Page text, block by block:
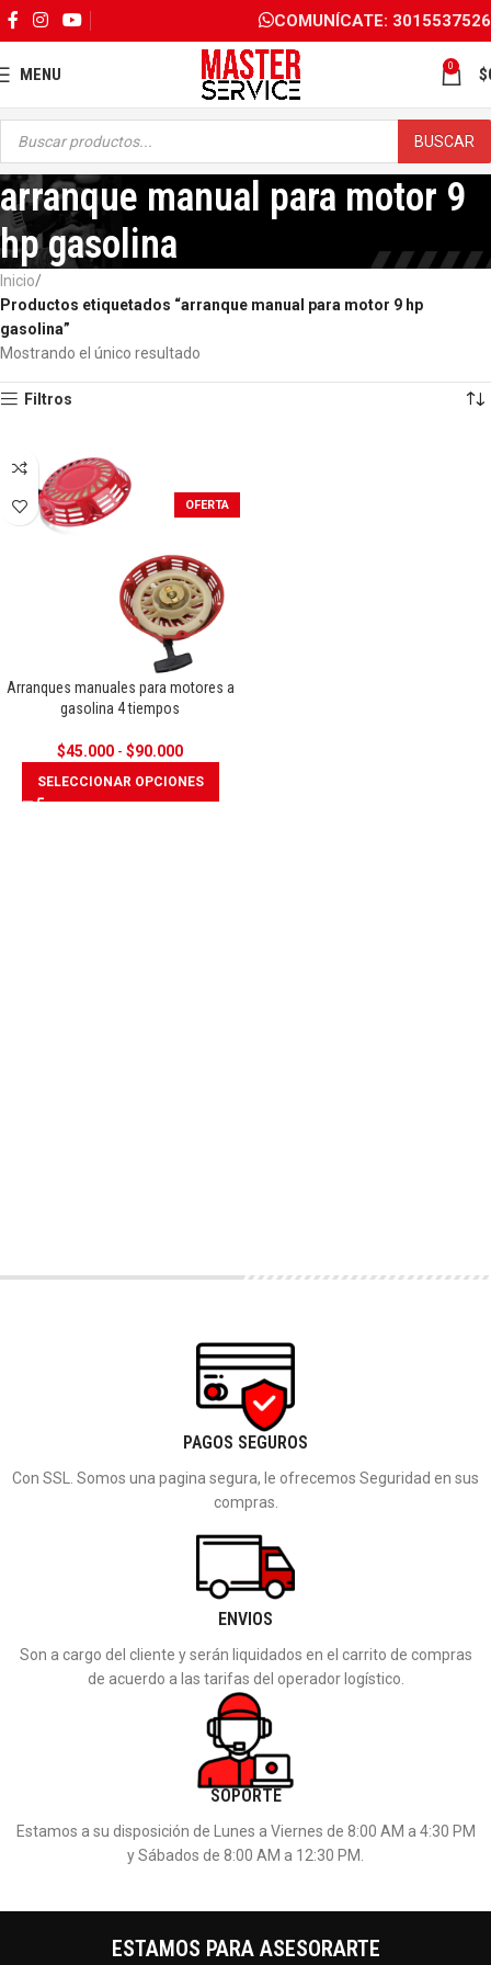
COMUNÍCATE: 3015537526
MENU 0 $
BUSCAR
arranque manual para motor 9
hp gasolina
Inicio
Productos etiquetados “arranque manual para motor 9 hp
gasolina”
Mostrando el único resultado
Filtros
OFERTA
Arranques manuales para motores a
gasolina 4 tiempos
$45.000 - $90.000
SELECCIONAR OPCIONES
PAGOS SEGUROS
Con SSL. Somos una pagina segura, le ofrecemos Seguridad en sus
compras.
ENVIOS
Son a cargo del cliente y serán liquidados en el carrito de compras
de acuerdo a las tarifas del operador logístico.
SOPORTE
Estamos a su disposición de Lunes a Viernes de 8:00 AM a 4:30 PM
y Sábados de 8:00 AM a 12:30 PM.
ESTAMOS PARA ASESORARTE